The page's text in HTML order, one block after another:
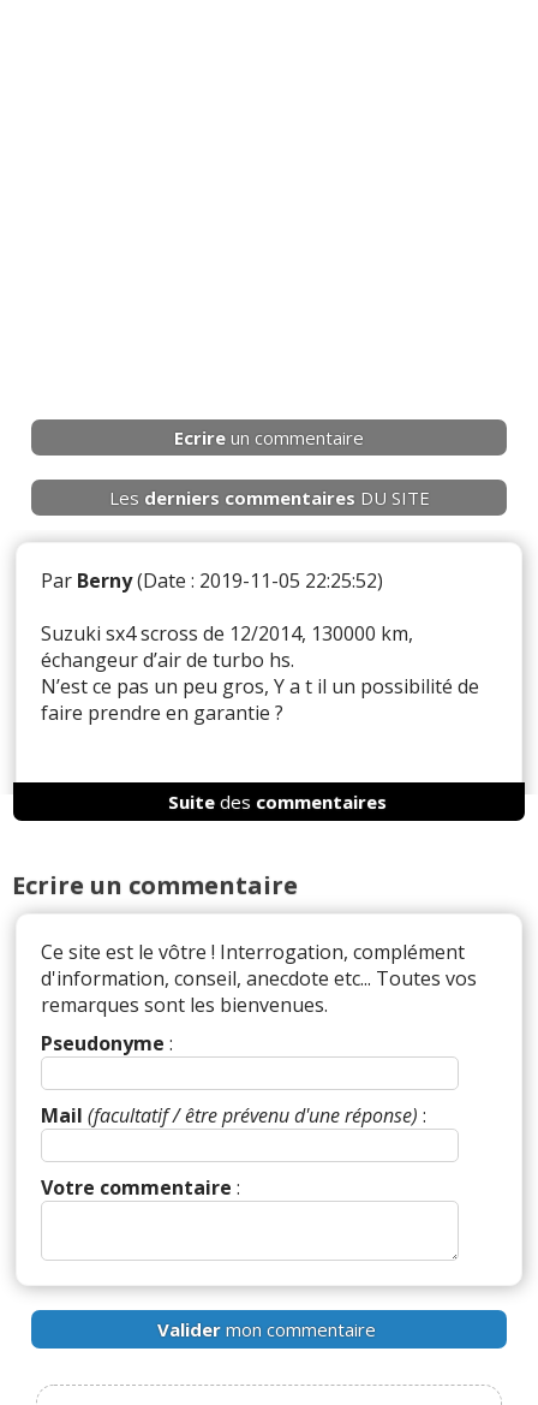
Ecrire un commentaire
Les derniers commentaires DU SITE
Par Berny(Date : 2019-11-05 22:25:52)
Suzuki sx4 scross de 12/2014, 130000 km,
échangeur d’air de turbo hs.
N’est ce pas un peu gros, Y a t il un possibilité de
faire prendre en garantie ?
Il y a1réaction(s) sur ce commentaire :
ParAdmin
ADMINISTRATEUR DU SITE
les vices cachés si fait avant décembre (après 5
ans prescription, et donc plus rien à espérer). La
marque devrait prendre en charge au minimum
30% de la facture totale.
Réagir à ce commentaire
(Votre post sera visible sous le commentaire)
Suitedes commentaires
Ecrire un commentaire
Ce site est le vôtre ! Interrogation, complément
d'information, conseil, anecdote etc... Toutes vos
remarques sont les bienvenues.
Pseudonyme :
Mail (facultatif / être prévenu d'une réponse) :
Votre commentaire :
Validermon commentaire